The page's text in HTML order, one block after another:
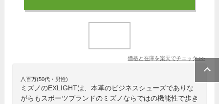
価格と在庫を楽天でチェック>>
八百万(50代・男性)
ミズノのEXLIGHTは、本革のビジネスシューズでありな
がらもスポーツブランドのミズノならではの機能性で歩き